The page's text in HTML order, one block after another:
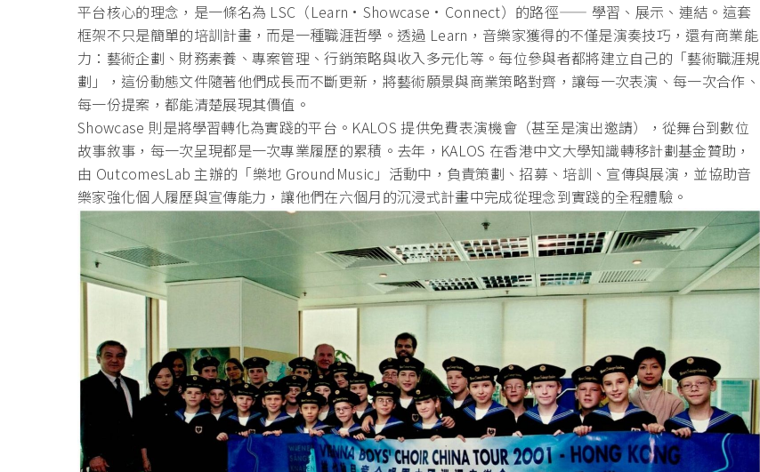
平台核心的理念，是一條名為 LSC（Learn·Showcase·Connect）的路徑—— 學習、展示、連結。這套
框架不只是簡單的培訓計畫，而是一種職涯哲學。透過 Learn，音樂家獲得的不僅是演奏技巧，還有商業能
力：藝術企劃、財務素養、專案管理、行銷策略與收入多元化等。每位參與者都將建立自己的「藝術職涯規
劃」，這份動態文件隨著他們成長而不斷更新，將藝術願景與商業策略對齊，讓每一次表演、每一次合作、
每一份提案，都能清楚展現其價值。
Showcase 則是將學習轉化為實踐的平台。KALOS 提供免費表演機會（甚至是演出邀請），從舞台到數位
故事敘事，每一次呈現都是一次專業履歷的累積。去年，KALOS 在香港中文大學知識轉移計劃基金贊助，
由 OutcomesLab 主辦的「樂地 GroundMusic」活動中，負責策劃、招募、培訓、宣傳與展演，並協助音
樂家強化個人履歷與宣傳能力，讓他們在六個月的沉浸式計畫中完成從理念到實踐的全程體驗。